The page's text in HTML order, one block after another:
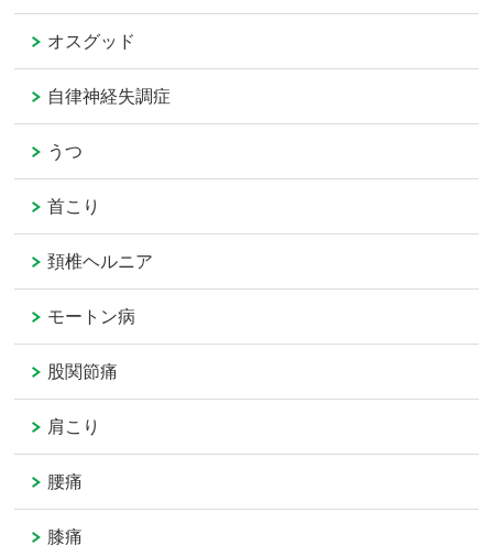
オスグッド
自律神経失調症
うつ
首こり
頚椎ヘルニア
モートン病
股関節痛
肩こり
腰痛
膝痛